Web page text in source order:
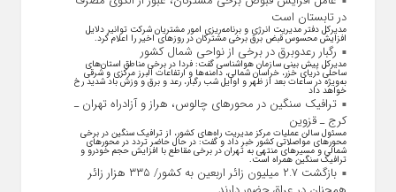
در تابستان است
مدیرکل دفتر مدیریت انرژی و برنامه‌ریزی امور مشتریان شرکت توانیر دلایل
افزایش محسوس قبض برق برخی مشترکان در روزهای اخیر را اعلام کرد.
رگبار رعدوبرق در برخی از نواحی شمال کشور
مدیرکل پیش بینی سازمان هواشناسی گفت: فردا در برخی مناطق استان‌های
ساحلی دریای خزر، خراسان شمالی، دامنه‌ها و ارتفاعات البرز مرکزی و شرقی
به‌ویژه در ساعات بعد از ظهر و اوایل شب رگبار، رعد و برق و وزش باد شدید رخ
خواهد داد
ترافیک سنگین در محورهای چالوس، هراز و آزادراه تهران ـ
کرج ـ قزوین
مسئول سالن عملیات مرکز مدیریت راه‌های کشور، از ترافیک سنگین در برخی
محورهای مواصلاتی کشور خبر داد و گفت: در حال حاضر تردد در محورهای
شمالی و مسیرهای منتهی به تهران در برخی مقاطع با افزایش حجم خودرو و
ترافیک سنگین همراه است.
بازگشت ۲.۷ میلیون زائر اربعین به کشور/ ۳۳۵ هزار زائر